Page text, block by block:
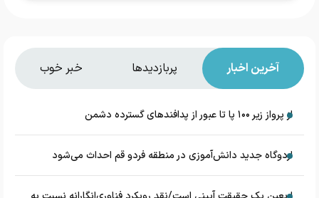
آخرین اخبار پربازدیدها خبر خوب
از پرواز زیر ۱۰۰ پا تا عبور از پدافند‌های گسترده دشمن
اردوگاه جدید دانش‌آموزی در منطقه فردو قم احداث می‌شود